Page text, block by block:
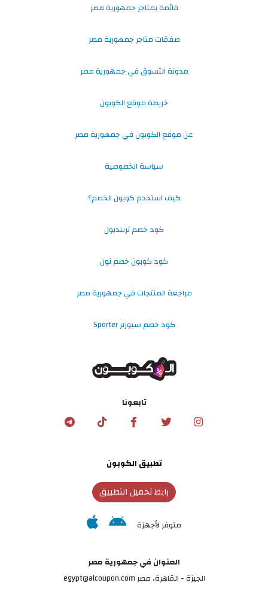
قائمة بمتاجر جمهورية مصر
صفقات متاجر جمهورية مصر
مدونة التسوق في جمهورية مصر
خريطة موقع الكوبون
عن موقع الكوبون في جمهورية مصر
سياسة الخصوصية
كيف استخدم كوبون الخصم؟
كود خصم ترينديول
كود كوبون خصم نون
مراجعة المنتجات في جمهورية مصر
كود خصم سبورتر Sporter
تابعونا
تطبيق الكوبون
رابط تحميل التطبيق
متوفر لأجهزة
العنوان في جمهورية مصر
الجيزة - القاهرة، مصر egypt@alcoupon.com